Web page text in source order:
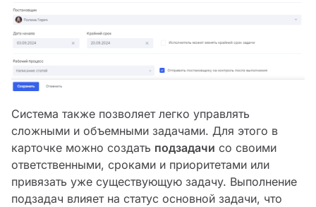
Система также позволяет легко управлять
сложными и объемными задачами. Для этого в
карточке можно создать подзадачи со своими
ответственными, сроками и приоритетами или
привязать уже существующую задачу. Выполнение
подзадач влияет на статус основной задачи, что